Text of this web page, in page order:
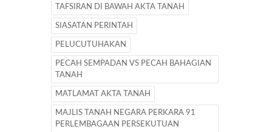
TAFSIRAN DI BAWAH AKTA TANAH
SIASATAN PERINTAH
PELUCUTUHAKAN
PECAH SEMPADAN VS PECAH BAHAGIAN
TANAH
MATLAMAT AKTA TANAH
MAJLIS TANAH NEGARA PERKARA 91
PERLEMBAGAAN PERSEKUTUAN